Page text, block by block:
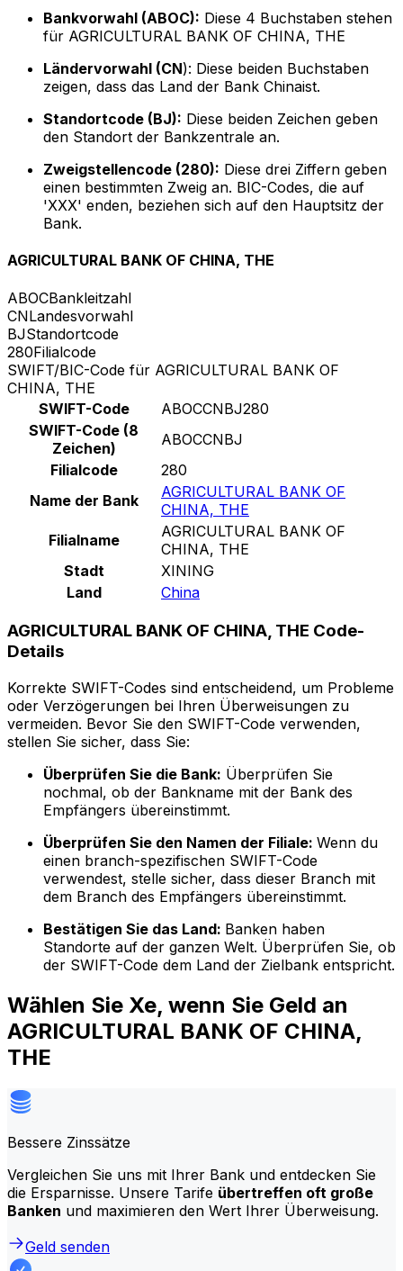
Bankvorwahl (ABOC): Diese 4 Buchstaben stehen
für AGRICULTURAL BANK OF CHINA, THE
Ländervorwahl (CN): Diese beiden Buchstaben
zeigen, dass das Land der Bank Chinaist.
Standortcode (BJ): Diese beiden Zeichen geben
den Standort der Bankzentrale an.
Zweigstellencode (280): Diese drei Ziffern geben
einen bestimmten Zweig an. BIC-Codes, die auf
'XXX' enden, beziehen sich auf den Hauptsitz der
Bank.
AGRICULTURAL BANK OF CHINA, THE
ABOCBankleitzahl
CNLandesvorwahl
BJStandortcode
280Filialcode
SWIFT/BIC-Code für AGRICULTURAL BANK OF
CHINA, THE
SWIFT-Code
ABOCCNBJ280
SWIFT-Code (8
Zeichen)
ABOCCNBJ
Filialcode
280
Name der Bank
AGRICULTURAL BANK OF
CHINA, THE
Filialname
AGRICULTURAL BANK OF
CHINA, THE
Stadt
XINING
Land
China
AGRICULTURAL BANK OF CHINA, THE Code-
Details
Korrekte SWIFT-Codes sind entscheidend, um Probleme
oder Verzögerungen bei Ihren Überweisungen zu
vermeiden. Bevor Sie den SWIFT-Code verwenden,
stellen Sie sicher, dass Sie:
Überprüfen Sie die Bank: Überprüfen Sie
nochmal, ob der Bankname mit der Bank des
Empfängers übereinstimmt.
Überprüfen Sie den Namen der Filiale: Wenn du
einen branch-spezifischen SWIFT-Code
verwendest, stelle sicher, dass dieser Branch mit
dem Branch des Empfängers übereinstimmt.
Bestätigen Sie das Land: Banken haben
Standorte auf der ganzen Welt. Überprüfen Sie, ob
der SWIFT-Code dem Land der Zielbank entspricht.
Wählen Sie Xe, wenn Sie Geld an
AGRICULTURAL BANK OF CHINA,
THE
Bessere Zinssätze
Vergleichen Sie uns mit Ihrer Bank und entdecken Sie
die Ersparnisse. Unsere Tarife übertreffen oft große
Banken und maximieren den Wert Ihrer Überweisung.
Geld senden